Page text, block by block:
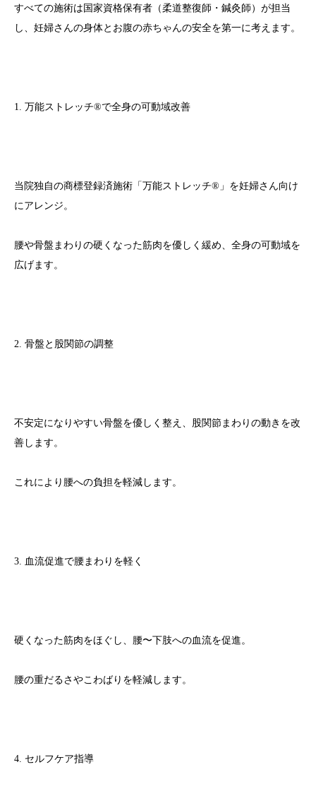
すべての施術は国家資格保有者（柔道整復師・鍼灸師）が担当
し、妊婦さんの身体とお腹の赤ちゃんの安全を第一に考えます。
1. 万能ストレッチ®で全身の可動域改善
当院独自の商標登録済施術「万能ストレッチ®」を妊婦さん向け
にアレンジ。
腰や骨盤まわりの硬くなった筋肉を優しく緩め、全身の可動域を
広げます。
2. 骨盤と股関節の調整
不安定になりやすい骨盤を優しく整え、股関節まわりの動きを改
善します。
これにより腰への負担を軽減します。
3. 血流促進で腰まわりを軽く
硬くなった筋肉をほぐし、腰〜下肢への血流を促進。
腰の重だるさやこわばりを軽減します。
4. セルフケア指導